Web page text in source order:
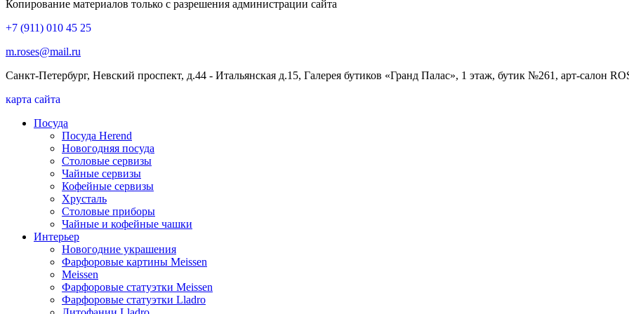
Копирование материалов только с разрешения администрации сайта
+7 (911) 010 45 25
m.roses@mail.ru
Санкт-Петербург, Невский проспект, д.44 - Итальянская д.15, Галерея бутиков «Гранд Палас», 1 этаж, бутик №261, арт-салон
карта сайта
Посуда
Посуда Herend
Новогодняя посуда
Столовые сервизы
Чайные сервизы
Кофейные сервизы
Хрусталь
Столовые приборы
Чайные и кофейные чашки
Интерьер
Новогодние украшения
Фарфоровые картины Meissen
Meissen
Фарфоровые статуэтки Meissen
Фарфоровые статуэтки Lladro